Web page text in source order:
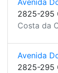
Avenida
2825-295
Costa da
Avenida
2825-295